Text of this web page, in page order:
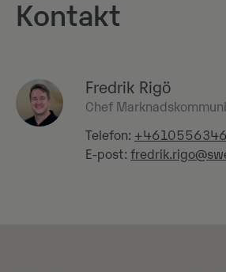
Kontakt
Fredrik Rigö
Chef
Telefon:
E-post: